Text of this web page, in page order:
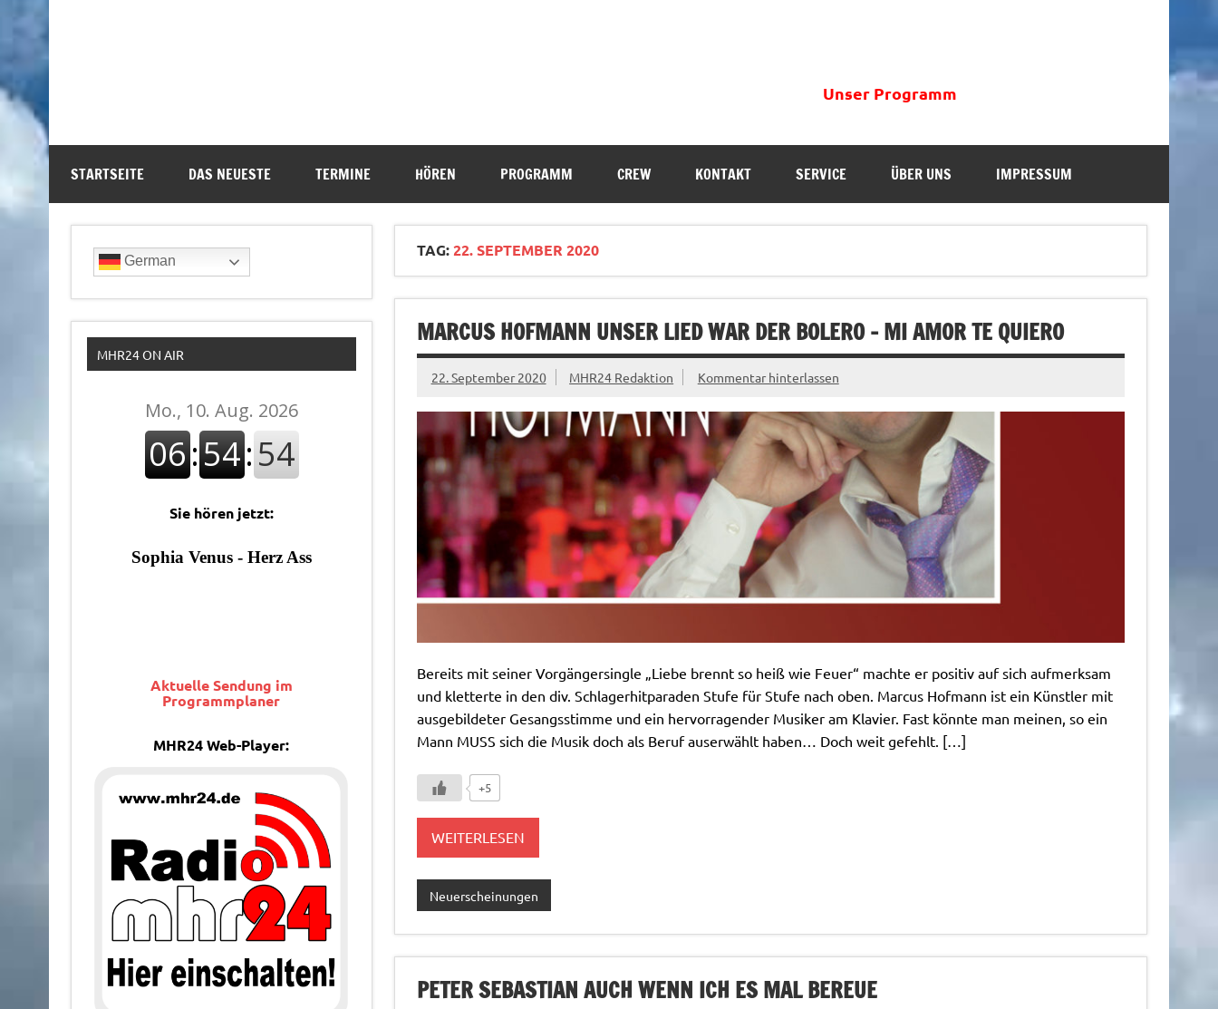
Unser Programm
STARTSEITE DAS NEUESTE TERMINE HÖREN PROGRAMM CREW KONTAKT SERVICE ÜBER UNS IMPRESSUM
TAG:22. SEPTEMBER 2020
MARCUS HOFMANN UNSER LIED WAR DER BOLERO – MI AMOR TE QUIERO
22. September 2020 MHR24 Redaktion Kommentar hinterlassen
Bereits mit seiner Vorgängersingle „Liebe brennt so heiß wie Feuer“ machte er positiv auf sich aufmerksam
und kletterte in den div. Schlagerhitparaden Stufe für Stufe nach oben. Marcus Hofmann ist ein Künstler mit
ausgebildeter Gesangsstimme und ein hervorragender Musiker am Klavier. Fast könnte man meinen, so ein
Mann MUSS sich die Musik doch als Beruf auserwählt haben… Doch weit gefehlt. […]
+5
WEITERLESEN
Neuerscheinungen
PETER SEBASTIAN AUCH WENN ICH ES MAL BEREUE
German
MHR24 ON AIR
Sie hören jetzt:
Aktuelle Sendung im
Programmplaner
MHR24 Web-Player: